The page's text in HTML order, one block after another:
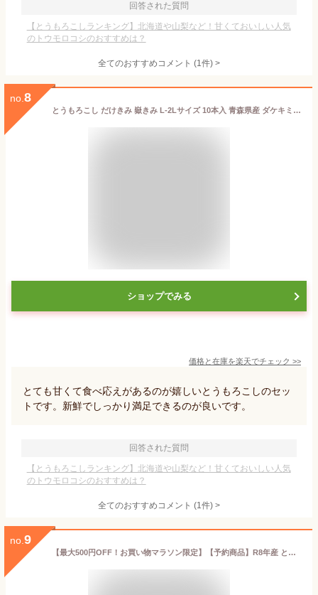
回答された質問
【とうもろこしランキング】北海道や山梨など！甘くておいしい人気
のトウモロコシのおすすめは？
全てのおすすめコメント (1件) >
no. 8
とうもろこし だけきみ 嶽きみ L-2Lサイズ 10本入 青森県産 ダケキミ トウモロコシ とうきび もろこし 産地直送 送料無料 お中元 ギフト
ショップでみる
価格と在庫を楽天でチェック >>
とても甘くて食べ応えがあるのが嬉しいとうもろこしのセッ
トです。新鮮でしっかり満足できるのが良いです。
回答された質問
【とうもろこしランキング】北海道や山梨など！甘くておいしい人気
のトウモロコシのおすすめは？
全てのおすすめコメント (1件) >
no. 9
【最大500円OFF！お買い物マラソン限定】【予約商品】R8年産 とうもろこし 甘い ホイップコーン 20本 10本×2箱 長野県 南信州産 高原とうもろこし 生で食べれる 朝採 産地直送 新鮮 フルーツコーン ホワイトコーン トウモロコシ 白いとうもろこし 南信州 伊那谷 ：c165